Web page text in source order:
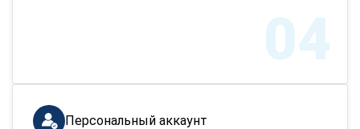
04
Персональный аккаунт